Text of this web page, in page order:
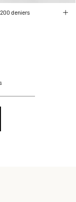
deniers